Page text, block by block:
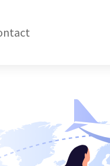
République Dom.